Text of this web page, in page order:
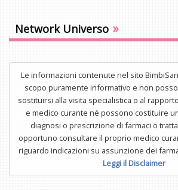
Network Universo »
Le informazioni contenute nel sito
scopo puramente informativo e non
sostituirsi alla visita specialistica o al
e medico curante né possono costituire
diagnosi o prescrizione di farmaci o
opportuno consultare il proprio medico
riguardo indicazioni su assunzione dei
Leggi il Disclaimer